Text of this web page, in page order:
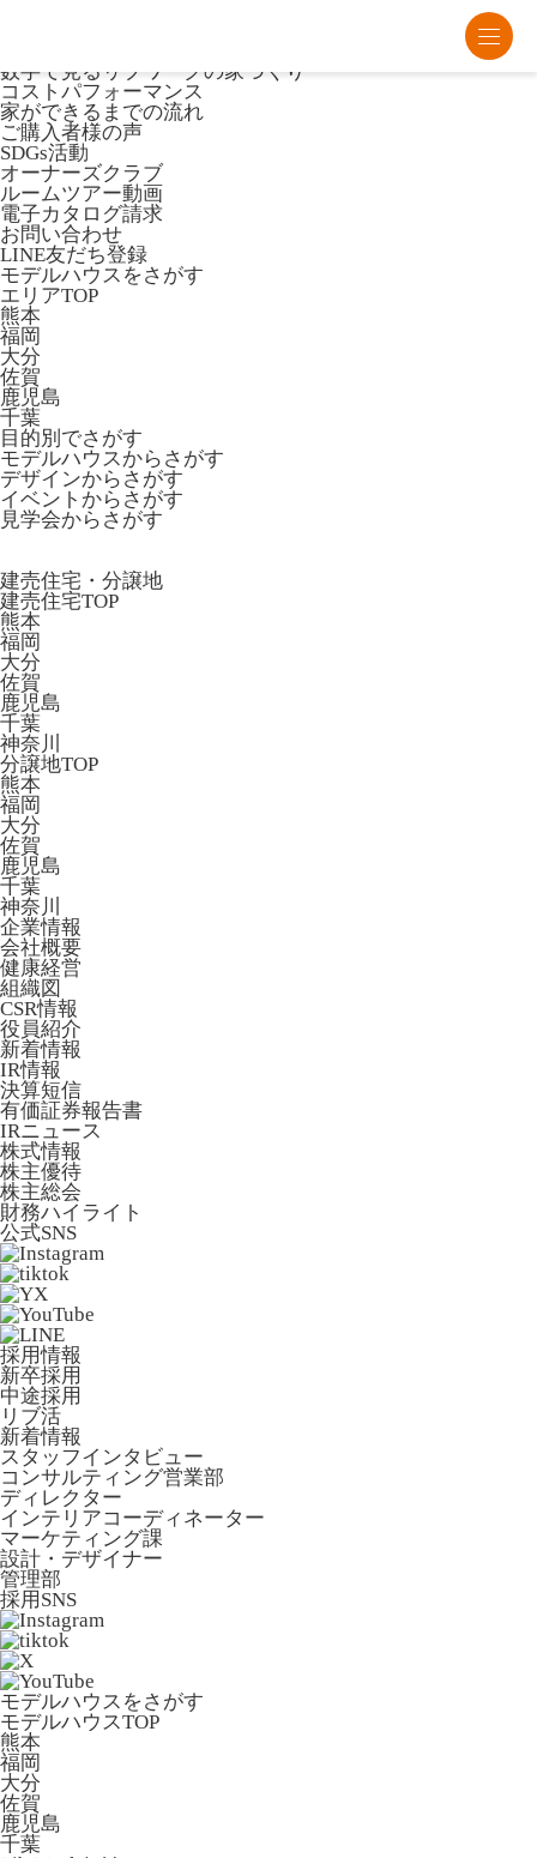
数字で見るリブワークの家づくり
コストパフォーマンス
家ができるまでの流れ
ご購入者様の声
SDGs活動
オーナーズクラブ
ルームツアー動画
電子カタログ請求
お問い合わせ
LINE友だち登録
モデルハウスをさがす
エリアTOP
熊本
福岡
大分
佐賀
鹿児島
千葉
目的別でさがす
モデルハウスからさがす
デザインからさがす
イベントからさがす
見学会からさがす
建売住宅・分譲地
建売住宅TOP
熊本
福岡
大分
佐賀
鹿児島
千葉
神奈川
分譲地TOP
熊本
福岡
大分
佐賀
鹿児島
千葉
神奈川
企業情報
会社概要
健康経営
組織図
CSR情報
役員紹介
新着情報
IR情報
決算短信
有価証券報告書
IRニュース
株式情報
株主優待
株主総会
財務ハイライト
公式SNS
採用情報
新卒採用
中途採用
リブ活
新着情報
スタッフインタビュー
コンサルティング営業部
ディレクター
インテリアコーディネーター
マーケティング課
設計・デザイナー
管理部
採用SNS
モデルハウスをさがす
モデルハウスTOP
熊本
福岡
大分
佐賀
鹿児島
千葉